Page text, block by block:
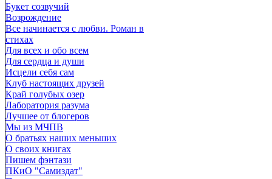
Букет созвучий
Возрождение
Все начинается с любви. Роман в
стихах
Для всех и обо всем
Для сердца и души
Исцели себя сам
Клуб настоящих друзей
Край голубых озер
Лаборатория разума
Лучшее от блогеров
Мы из МЧПВ
О братьях наших меньших
О своих книгах
Пишем фэнтази
ПКиО "Самиздат"